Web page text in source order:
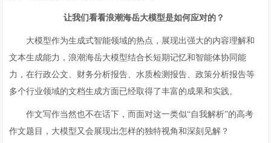
让我们看看浪潮海岳大模型是如何应对的？
大模型作为生成式智能领域的热点，展现出强大的内容理解和
文本生成能力，浪潮海岳大模型结合长短期记忆和智能体协同能
力，在行政公文、财务分析报告、水质检测报告、政策分析报告等
多个行业领域的文档生成方面已经取得了丰富的成果和实践。
作文写作当然也不在话下，而面对这一类似“自我解析”的高考
作文题目，大模型又会展现出怎样的独特视角和深刻见解？